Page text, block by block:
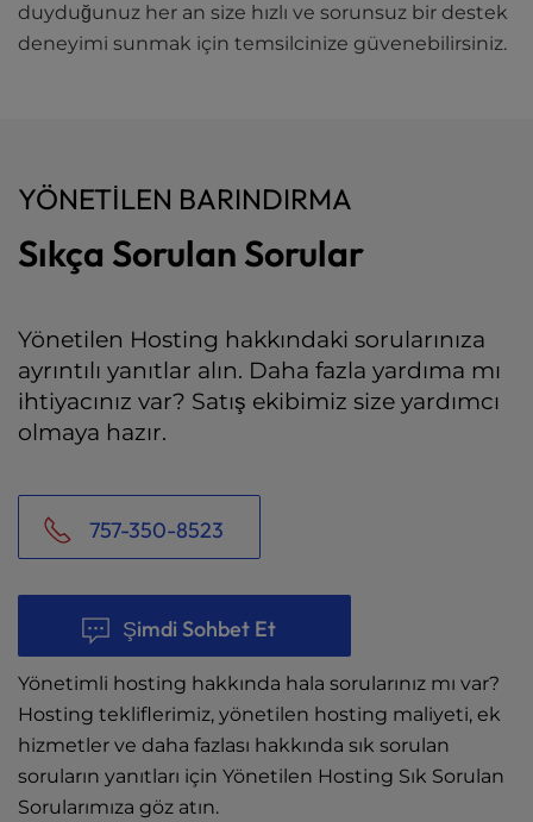
duyduğunuz her an size hızlı ve sorunsuz bir destek
deneyimi sunmak için temsilcinize güvenebilirsiniz.
YÖNETILEN BARINDIRMA
Sıkça Sorulan Sorular
Yönetilen Hosting hakkındaki sorularınıza
ayrıntılı yanıtlar alın. Daha fazla yardıma mı
ihtiyacınız var? Satış ekibimiz size yardımcı
olmaya hazır.
757-350-8523
Şimdi Sohbet Et
Yönetimli hosting hakkında hala sorularınız mı var?
Hosting tekliflerimiz, yönetilen hosting maliyeti, ek
hizmetler ve daha fazlası hakkında sık sorulan
soruların yanıtları için Yönetilen Hosting Sık Sorulan
Sorularımıza göz atın.